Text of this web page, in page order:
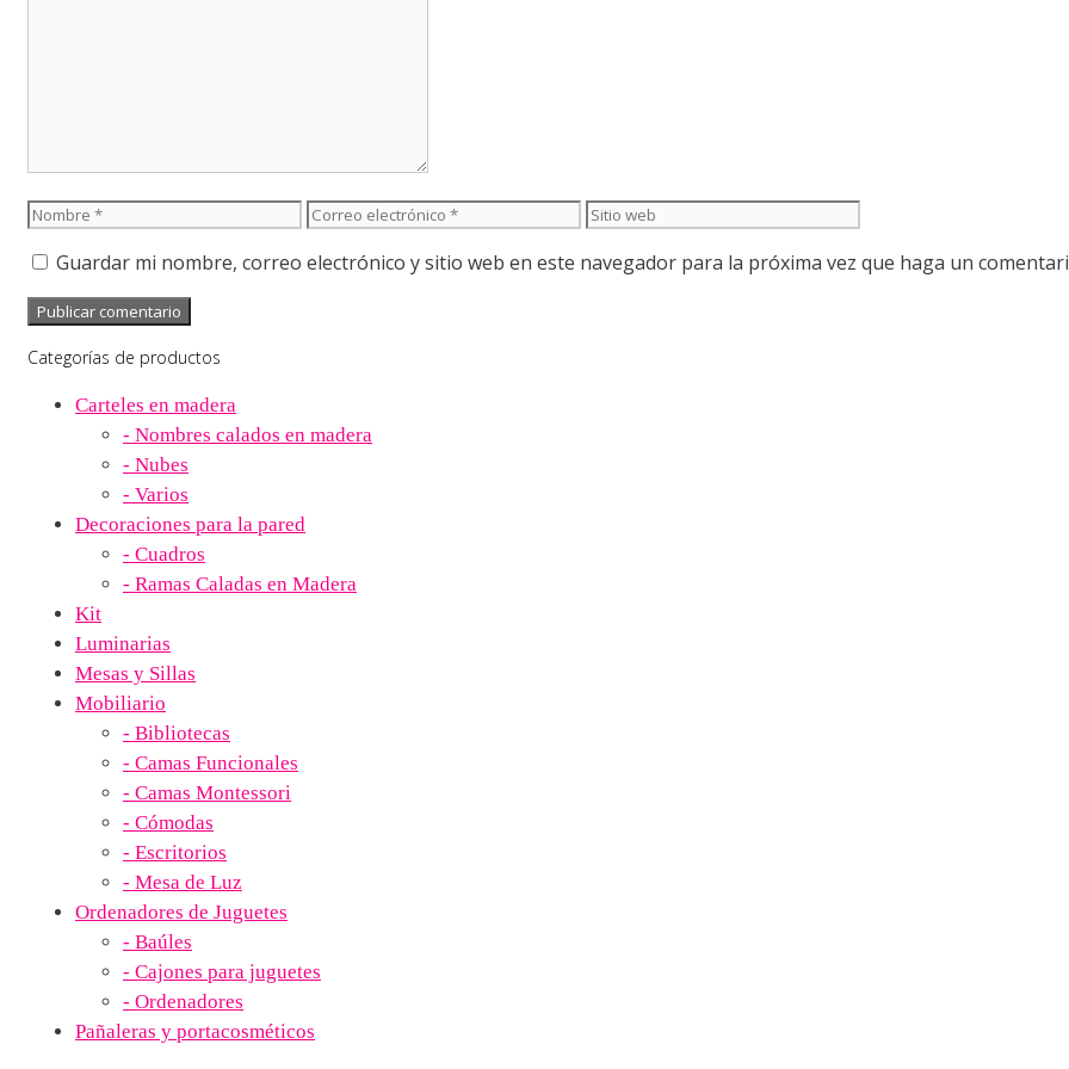
Nombre
Correo
Sitio
Guardar mi nombre, correo electrónico y sitio web en este navegador para la próxima vez que haga un
Categorías de productos
Carteles en madera
- Nombres calados en madera
- Nubes
- Varios
Decoraciones para la pared
- Cuadros
- Ramas Caladas en Madera
Kit
Luminarias
Mesas y Sillas
Mobiliario
- Bibliotecas
- Camas Funcionales
- Camas Montessori
- Cómodas
- Escritorios
- Mesa de Luz
Ordenadores de Juguetes
- Baúles
- Cajones para juguetes
- Ordenadores
Pañaleras y portacosméticos